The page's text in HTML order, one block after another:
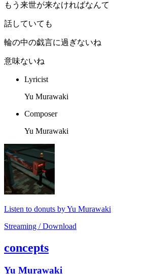
もう来世が来なければなんて
話していても
輪の中の戯言に過ぎないね
意味ないね
Lyricist
Yu Murawaki
Composer
Yu Murawaki
Listen to donuts by Yu Murawaki
Streaming / Download
concepts
Yu Murawaki